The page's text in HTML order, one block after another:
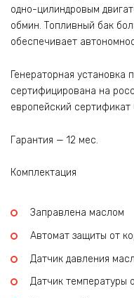
одно-цилиндровым
обмин. Топливный бак
обеспечивает
Генераторная установка
сертифицирована на
европейский сертификат
Гарантия — 12 мес.
Комплектация
Заправлена маслом
Автомат защиты от
Датчик давления
Датчик температуры